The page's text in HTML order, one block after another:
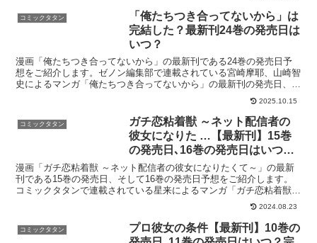
コミックタタン
「俺たちつき合ってないから」は
完結した？最新刊24巻の発売日は
いつ？
漫画「俺たちつき合ってないから」の最新刊である24巻の発売日予
想をご紹介します。ゼノン編集部で連載されている宮崎摩耶、山崎智
史によるマンガ「俺たちつき合ってないから」の最新刊の発売日、今
すぐお得に読む方法はこちら！漫画「俺たちつき合ってない...2025.10.15
コミックタタン
ガチ恋粘着獣 ～ネット配信者の
彼女になりた …【最新刊】15巻
の発売日､16巻の発売日はいつ？
完結した？
漫画「ガチ恋粘着獣 ～ネット配信者の彼女になりたくて～」の最新
刊である15巻の発売日、そして16巻の発売日予想をご紹介します。
コミックタタンで連載されている星来によるマンガ「ガチ恋粘着獣
～ネット配信者の彼女になりたくて～」の最新刊の発売日...2024.08.23
コミックタタン
プロ彼女の条件【最新刊】10巻の